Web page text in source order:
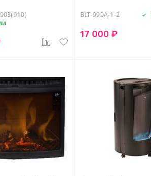
BLT-999A-1-2
17 000 ₽